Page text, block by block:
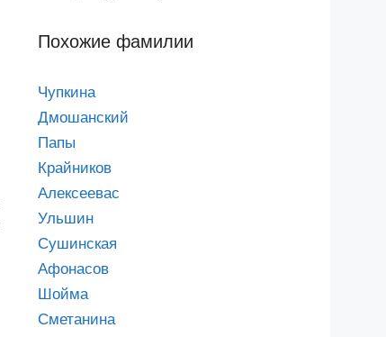
Похожие фамилии
Чупкина
Дмошанский
Папы
Крайников
Алексеевас
Ульшин
Сушинская
Афонасов
Шойма
Сметанина